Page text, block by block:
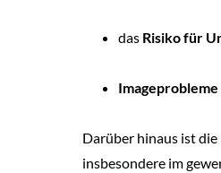
das Risiko für
Imageprobleme
Darüber hinaus ist
insbesondere im